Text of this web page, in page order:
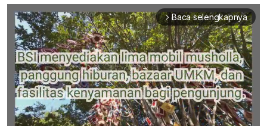
arrow_forward_ios Baca selengkapnya